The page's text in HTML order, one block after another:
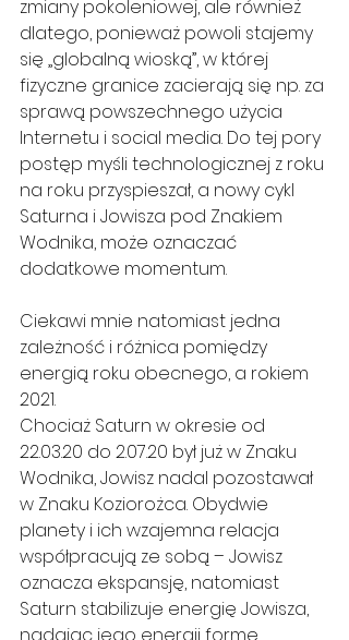
zmiany pokoleniowej, ale również
dlatego, ponieważ powoli stajemy
się „globalną wioską”, w której
fizyczne granice zacierają się np. za
sprawą powszechnego użycia
Internetu i social media. Do tej pory
postęp myśli technologicznej z roku
na roku przyspieszał, a nowy cykl
Saturna i Jowisza pod Znakiem
Wodnika, może oznaczać
dodatkowe momentum.
Ciekawi mnie natomiast jedna
zależność i różnica pomiędzy
energią roku obecnego, a rokiem
2021.
Chociaż Saturn w okresie od
22.03.20 do 2.07.20 był już w Znaku
Wodnika, Jowisz nadal pozostawał
w Znaku Koziorożca. Obydwie
planety i ich wzajemna relacja
współpracują ze sobą – Jowisz
oznacza ekspansję, natomiast
Saturn stabilizuje energię Jowisza,